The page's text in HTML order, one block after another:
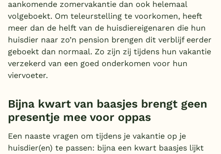
aankomende zomervakantie dan ook helemaal
volgeboekt. Om teleurstelling te voorkomen, heeft
meer dan de helft van de huisdiereigenaren die hun
huisdier naar zo’n pension brengen dit verblijf eerder
geboekt dan normaal. Zo zijn zij tijdens hun vakantie
verzekerd van een goed onderkomen voor hun
viervoeter.
Bijna kwart van baasjes brengt geen
presentje mee voor oppas
Een naaste vragen om tijdens je vakantie op je
huisdier(en) te passen: bijna een kwart baasjes lijkt